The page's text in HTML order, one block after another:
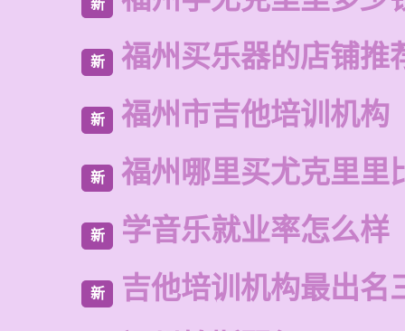
新
新 福州买乐器的店铺推
新 福州市吉他培训机构
新 福州哪里买尤克里里
新 学音乐就业率怎么样
新 吉他培训机构最出名